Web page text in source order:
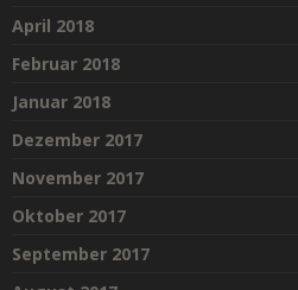
April 2018
Februar 2018
Januar 2018
Dezember 2017
November 2017
Oktober 2017
September 2017